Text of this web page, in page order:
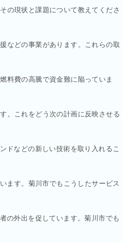
の現状と課題について教えてくださ
などの事業があります。これらの取
料費の高騰で資金難に陥っていま
。これをどう次の計画に反映させる
ドなどの新しい技術を取り入れるこ
ます。菊川市でもこうしたサービス
の外出を促しています。菊川市でも